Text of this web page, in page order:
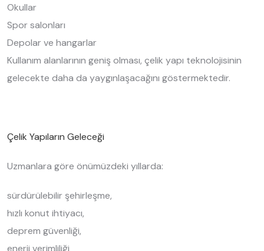
Okullar
Spor salonları
Depolar ve hangarlar
Kullanım alanlarının geniş olması, çelik yapı teknolojisinin
gelecekte daha da yaygınlaşacağını göstermektedir.
Çelik Yapıların Geleceği
Uzmanlara göre önümüzdeki yıllarda:
sürdürülebilir şehirleşme,
hızlı konut ihtiyacı,
deprem güvenliği,
enerji verimliliği